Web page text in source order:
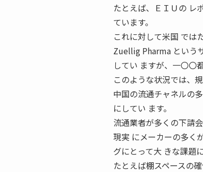
たとえば、ＥＩＵの レ
ています。
これに対して米国 では
Zuellig Pharma という
してい ますが、一〇〇
このような状況では、
中国の流通チャネルの
にしてい ます。
流通業者が多くの下請
現実 にメーカーの多く
グにとって大 きな課題
たとえば棚スペースの